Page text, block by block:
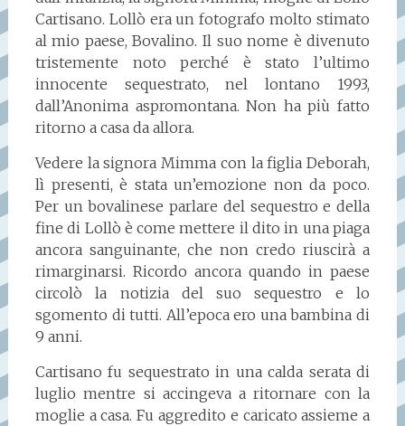
Cartisano. Lollò era un fotografo molto stimato
al mio paese, Bovalino. Il suo nome è divenuto
tristemente noto perché è stato l’ultimo
innocente sequestrato, nel lontano 1993,
dall’Anonima aspromontana. Non ha più fatto
ritorno a casa da allora.
Vedere la signora Mimma con la figlia Deborah,
lì presenti, è stata un’emozione non da poco.
Per un bovalinese parlare del sequestro e della
fine di Lollò è come mettere il dito in una piaga
ancora sanguinante, che non credo riuscirà a
rimarginarsi. Ricordo ancora quando in paese
circolò la notizia del suo sequestro e lo
sgomento di tutti. All’epoca ero una bambina di
9 anni.
Cartisano fu sequestrato in una calda serata di
luglio mentre si accingeva a ritornare con la
moglie a casa. Fu aggredito e caricato assieme a